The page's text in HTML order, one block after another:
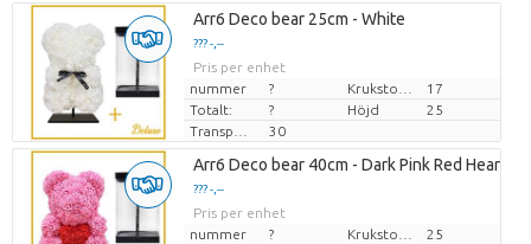
Arr6 Deco bear 25cm - White
??? -,--
Pris per enhet
nummer
?
17
Totalt:
? Höjd
25
30
Arr6 Deco bear 40cm - Dark Pink Red Heart
??? -,--
Pris per enhet
nummer
?
25